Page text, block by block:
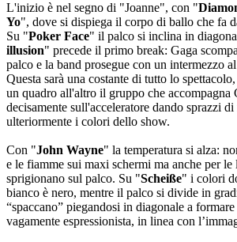
L'inizio è nel segno di "Joanne", con "
Yo", dove si dispiega il corpo di ballo che fa
Su "Poker Face" il palco si inclina in
illusion" precede il primo break: Gaga
palco e la band prosegue con un intermezzo
Questa sarà una costante di tutto lo
un quadro all'altro il gruppo che accompagna
decisamente sull'acceleratore dando sprazzi
ulteriormente i colori dello show.
Con "John Wayne" la temperatura si alza:
e le fiamme sui maxi schermi ma anche per
sprigionano sul palco. Su "Scheiße" i colori
bianco è nero, mentre il palco si divide in
“spaccano” piegandosi in diagonale a
vagamente espressionista, in linea con